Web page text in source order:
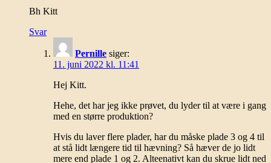
Bh Kitt
Svar
Pernille siger:
11. juni 2022 kl. 11:41
Hej Kitt.
Hehe, det har jeg ikke prøvet, du lyder til at være i gang
med en større produktion?
Hvis du laver flere plader, har du måske plade 3 og 4 til
at stå lidt længere tid til hævning? Så hæver de jo lidt
mere end plade 1 og 2. Alteenativt kan du skrue lidt ned